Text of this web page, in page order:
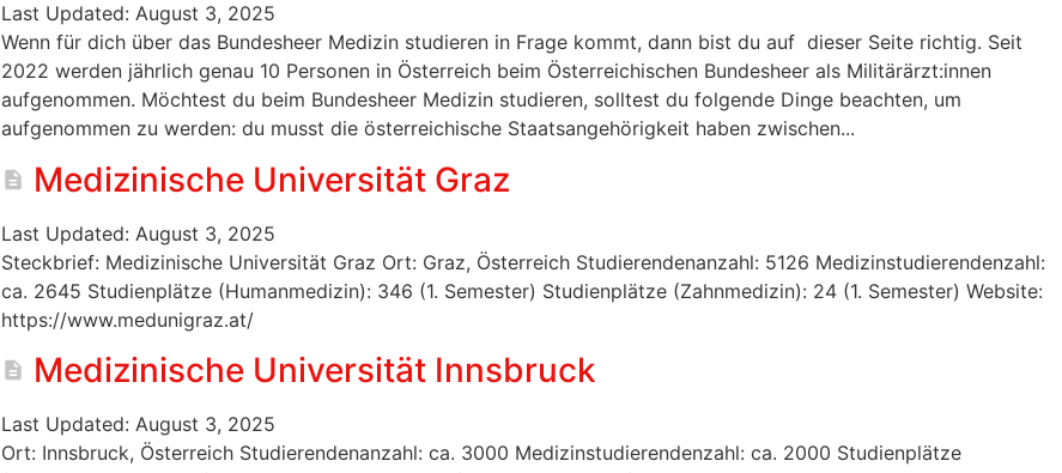
Last Updated: August 3, 2025
Wenn für dich über das Bundesheer Medizin studieren in Frage kommt, dann bist du auf dieser Seite richtig. Seit
2022 werden jährlich genau 10 Personen in Österreich beim Österreichischen Bundesheer als Militärärzt:innen
aufgenommen. Möchtest du beim Bundesheer Medizin studieren, solltest du folgende Dinge beachten, um
aufgenommen zu werden: du musst die österreichische Staatsangehörigkeit haben zwischen...
Medizinische Universität Graz
Last Updated: August 3, 2025
Steckbrief: Medizinische Universität Graz Ort: Graz, Österreich Studierendenanzahl: 5126 Medizinstudierendenzahl:
ca. 2645 Studienplätze (Humanmedizin): 346 (1. Semester) Studienplätze (Zahnmedizin): 24 (1. Semester) Website:
https://www.medunigraz.at/
Medizinische Universität Innsbruck
Last Updated: August 3, 2025
Ort: Innsbruck, Österreich Studierendenanzahl: ca. 3000 Medizinstudierendenzahl: ca. 2000 Studienplätze